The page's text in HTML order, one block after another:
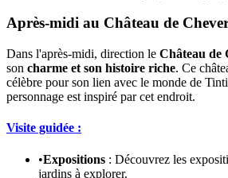
Après-midi au Château de
Dans l'après-midi, direction le Château de
son charme et son histoire riche. Ce
célèbre pour son lien avec le monde de
personnage est inspiré par cet endroit.
Visite guidée :
•Expositions : Découvrez les
jardins à explorer.